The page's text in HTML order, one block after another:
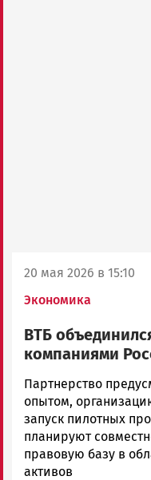
20 мая 2026 в 15:10
Экономика
ВТБ
компаниями
Ольга
Шубина
Новости
Петрозаводска
и
Карелии
Партнерство
опытом,
запуск пилотных
планируют
правовую базу в
активов